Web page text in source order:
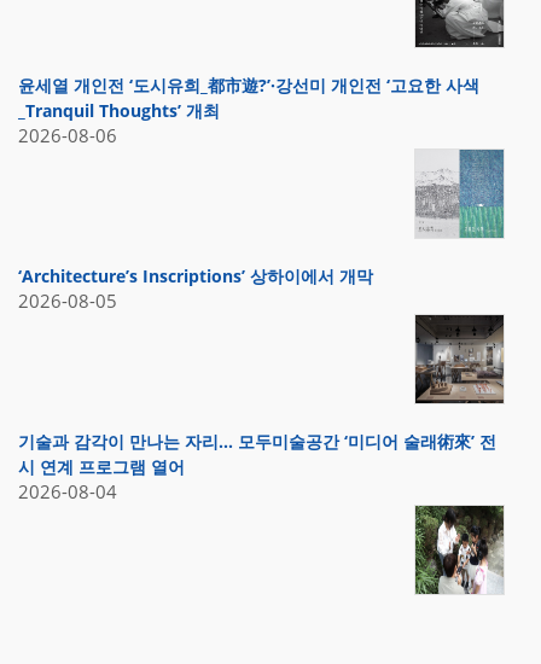
윤세열 개인전 ‘도시유희_都市遊?’·강선미 개인전 ‘고요한 사색
_Tranquil Thoughts’ 개최
2026-08-06
‘Architecture’s Inscriptions’ 상하이에서 개막
2026-08-05
기술과 감각이 만나는 자리… 모두미술공간 ‘미디어 술래術來’ 전
시 연계 프로그램 열어
2026-08-04